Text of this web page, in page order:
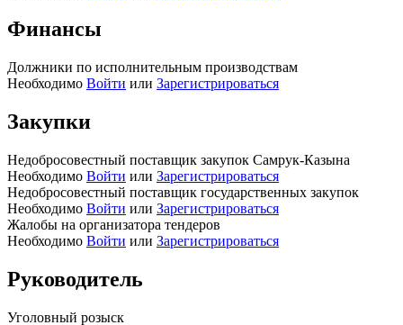
Финансы
Должники по исполнительным производствам
Необходимо Войти или Зарегистрироваться
Закупки
Недобросовестный поставщик закупок Самрук-Казына
Необходимо Войти или Зарегистрироваться
Недобросовестный поставщик государственных закупок
Необходимо Войти или Зарегистрироваться
Жалобы на организатора тендеров
Необходимо Войти или Зарегистрироваться
Руководитель
Уголовный розыск